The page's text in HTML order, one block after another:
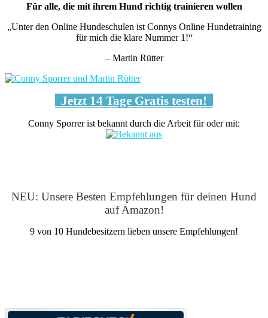
Für alle, die mit ihrem Hund richtig trainieren wollen
„Unter den Online Hundeschulen ist Connys Online Hundetraining
für mich die klare Nummer 1!“
– Martin Rütter
Jetzt 14 Tage Gratis testen!
Conny Sporrer ist bekannt durch die Arbeit für oder mit:
NEU: Unsere Besten Empfehlungen für deinen Hund
auf Amazon!
9 von 10 Hundebesitzern lieben unsere Empfehlungen!